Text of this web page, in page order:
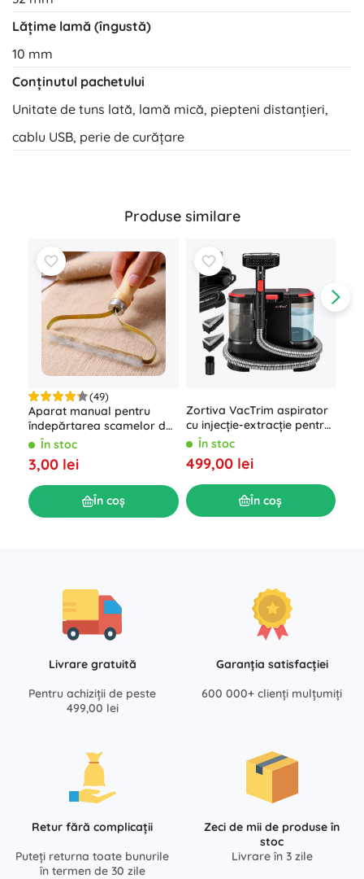
Lățime lamă (îngustă)
10 mm
Conținutul pachetului
Unitate de tuns lată, lamă mică, piepteni distanțieri,
cablu USB, perie de curățare
Produse similare
(49)
Aparat manual pentru
îndepărtarea scamelor de
pe haine și tapițerie, cu
În stoc
3,00 lei
În coș
Zortiva VacTrim aspirator
cu injecție-extracție pentru
tapițerie și covoare
În stoc
499,00 lei
În coș
Livrare gratuită
Pentru achiziții de peste
499,00 lei
Garanția satisfacției
600 000+ clienți mulțumiți
Retur fără complicații
Puteți returna toate bunurile
în termen de 30 zile
Zeci de mii de produse în
stoc
Livrare în 3 zile